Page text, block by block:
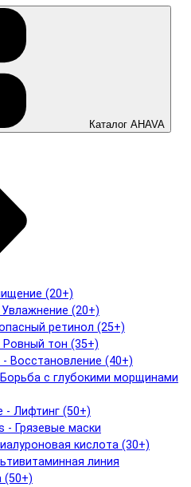
Каталог AHAVA
(20+)
(20+)
ретинол (25+)
тон (35+)
Восстановление (40+)
с глубокими морщинами
- Лифтинг (50+)
- Грязевые маски
кислота (30+)
линия
(50+)